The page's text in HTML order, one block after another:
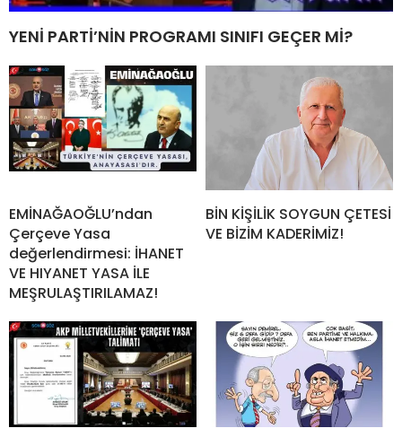
YENİ PARTİ’NİN PROGRAMI SINIFI GEÇER Mİ?
EMİNAĞAOĞLU’ndan
Çerçeve Yasa
değerlendirmesi: İHANET
VE HIYANET YASA İLE
MEŞRULAŞTIRILAMAZ!
BİN KİŞİLİK SOYGUN ÇETESİ
VE BİZİM KADERİMİZ!